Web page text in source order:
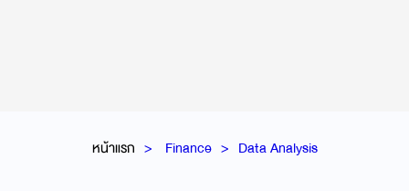
หน้าแรก Finance Data Analysis